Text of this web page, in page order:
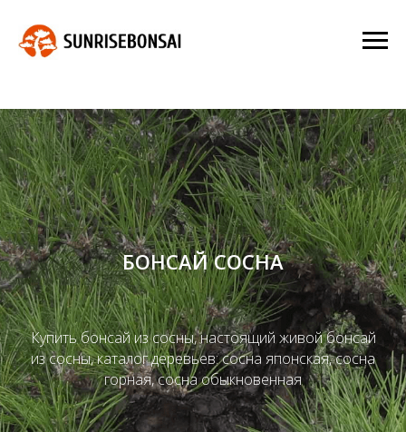
БОНСАЙ СОСНА
Купить бонсай из сосны, настоящий живой бонсай
из сосны, каталог деревьев: сосна японская, сосна
горная, сосна обыкновенная